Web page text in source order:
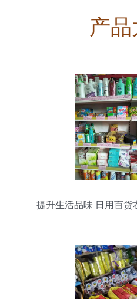
产
提升生活品味 日用百货